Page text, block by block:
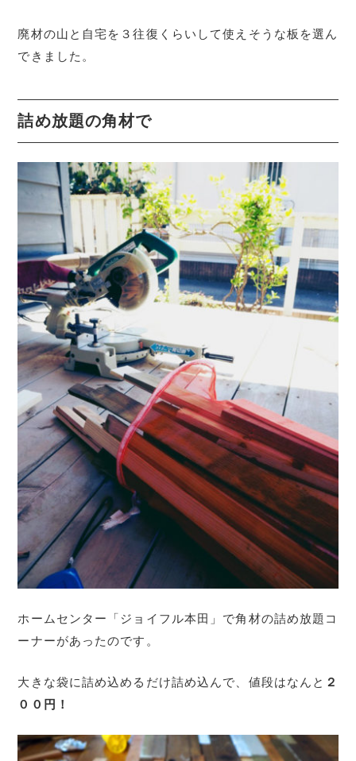
廃材の山と自宅を３往復くらいして使えそうな板を選ん
できました。
詰め放題の角材で
ホームセンター「ジョイフル本田」で角材の詰め放題コ
ーナーがあったのです。
大きな袋に詰め込めるだけ詰め込んで、値段はなんと ２
００円！